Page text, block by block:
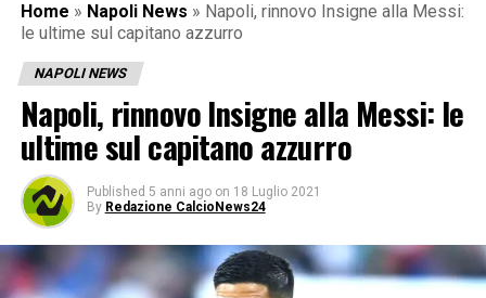
Home » Napoli News » Napoli, rinnovo Insigne alla Messi:
le ultime sul capitano azzurro
NAPOLI NEWS
Napoli, rinnovo Insigne alla Messi: le
ultime sul capitano azzurro
Published 5 anni ago on 18 Luglio 2021
By Redazione CalcioNews24